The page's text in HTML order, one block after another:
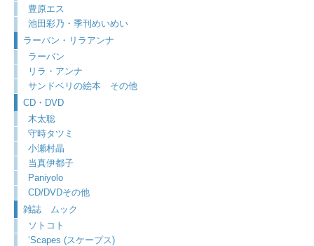
豊原エス
池田彩乃・季刊めいめい
ラーバン・リラアンナ
ラーバン
リラ・アンナ
サンドベリの絵本 その他
CD・DVD
木太聡
守時タツミ
小瀬村晶
当真伊都子
Paniyolo
CD/DVDその他
雑誌 ムック
ソトコト
‘Scapes (スケープス)